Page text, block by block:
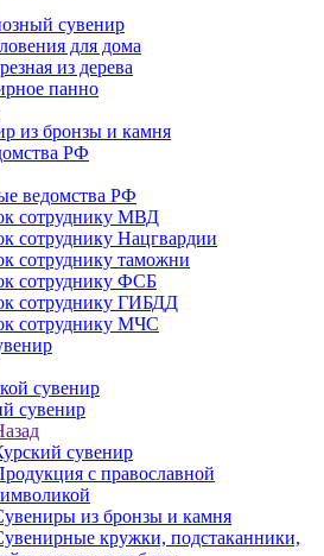
сувенир
для дома
из дерева
панно
из бронзы и камня
РФ
ведомства РФ
сотруднику МВД
сотруднику Нацгвардии
сотруднику таможни
сотруднику ФСБ
сотруднику ГИБДД
сотруднику МЧС
сувенир
сувенир
сувенир
с православной
из бронзы и камня
кружки, подстаканники,